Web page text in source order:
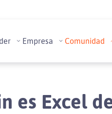
Empresa Comunidad
es Excel